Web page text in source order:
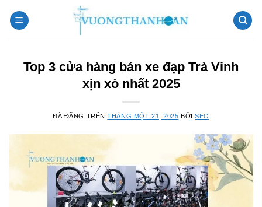
đến
Top 3 cửa hàng bán xe đạp Trà Vinh
xịn xò nhất 2025
ĐÃ ĐĂNG TRÊNTHÁNG MỘT 21, 2025 BỞISEO